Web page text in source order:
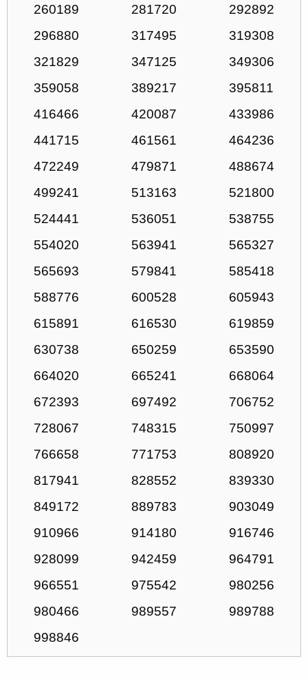
260189 281720
292892
296880
317495
319308
321829
347125
349306
359058
389217
395811
416466
420087
433986
441715
461561
464236
472249
479871
488674
499241
513163
521800
524441
536051
538755
554020
563941
565327
565693
579841
585418
588776
600528
605943
615891
616530
619859
630738
650259
653590
664020
665241
668064
672393
697492
706752
728067
748315
750997
766658
771753
808920
817941
828552
839330
849172
889783
903049
910966
914180
916746
928099
942459
964791
966551
975542
980256
980466
989557
989788
998846